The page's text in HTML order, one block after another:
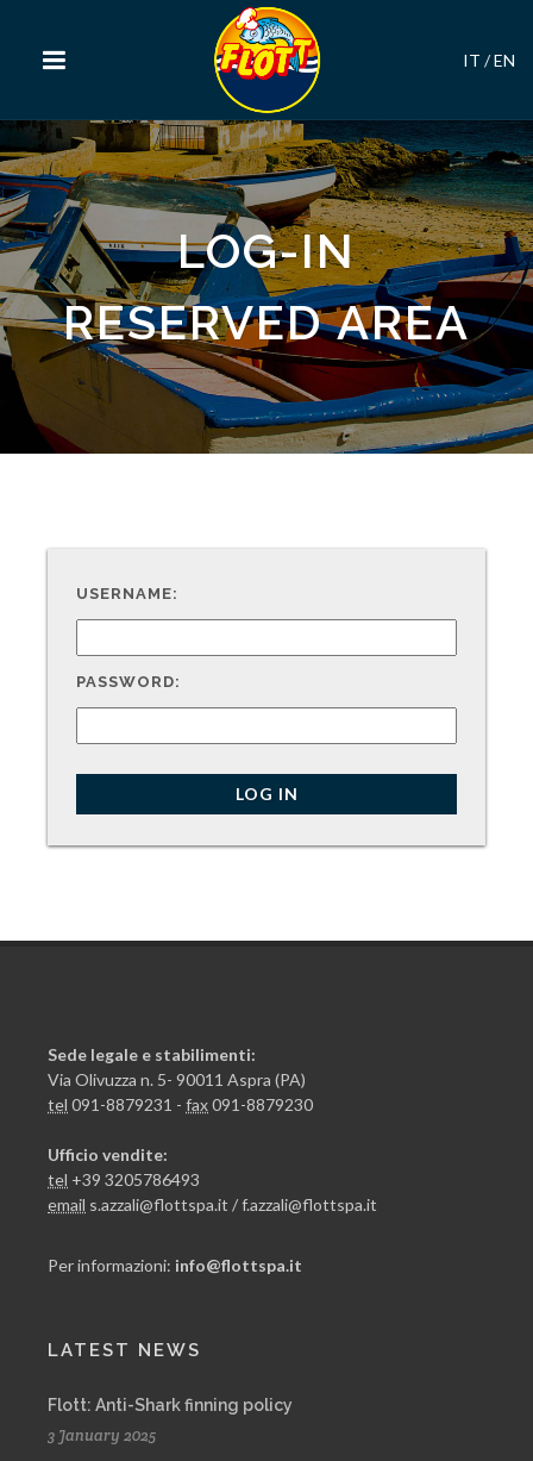
IT /EN
LOG-IN
RESERVED AREA
USERNAME:
PASSWORD:
Sede legale e stabilimenti:
Via Olivuzza n. 5- 90011 Aspra (PA)
tel 091-8879231 - fax091-8879230
Ufficio vendite:
tel +39 3205786493
email s.azzali@flottspa.it / f.azzali@flottspa.it
Per informazioni: info@flottspa.it
LATEST NEWS
Flott: Anti-Shark finning policy
3 January 2025